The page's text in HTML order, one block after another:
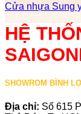
Cửa nhựa Sung
HỆ
SHOWROM BÌNH
Địa chỉ: Số 615